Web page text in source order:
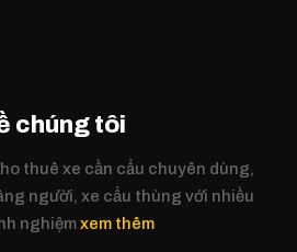
chúng tôi
thuê xe cần cẩu chuyên dùng,
người, xe cẩu thùng với nhiều
nghiệmxem thêm